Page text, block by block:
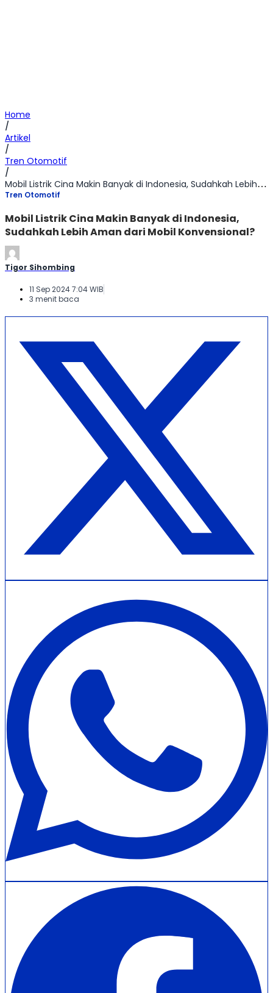
Home
/
Artikel
/
Tren Otomotif
/
Mobil Listrik Cina Makin Banyak di Indonesia, Sudahkah Lebih Aman dari Mobil Konvensional?
Tren Otomotif
Mobil Listrik Cina Makin Banyak di Indonesia,
Sudahkah Lebih Aman dari Mobil Konvensional?
Tigor Sihombing
11 Sep 2024 7:04 WIB
3 menit baca